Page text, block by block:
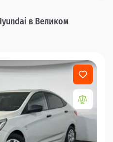
в Великом